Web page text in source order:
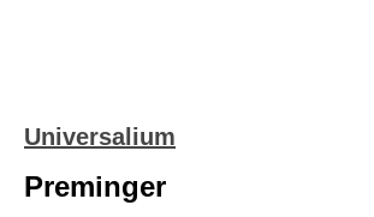
Universalium
Preminger